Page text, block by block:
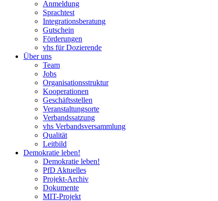
Anmeldung
Sprachtest
Integrationsberatung
Gutschein
Förderungen
vhs für Dozierende
Über uns
Team
Jobs
Organisationsstruktur
Kooperationen
Geschäftsstellen
Veranstaltungsorte
Verbandssatzung
vhs Verbandsversammlung
Qualität
Leitbild
Demokratie leben!
Demokratie leben!
PfD Aktuelles
Projekt-Archiv
Dokumente
MIT-Projekt